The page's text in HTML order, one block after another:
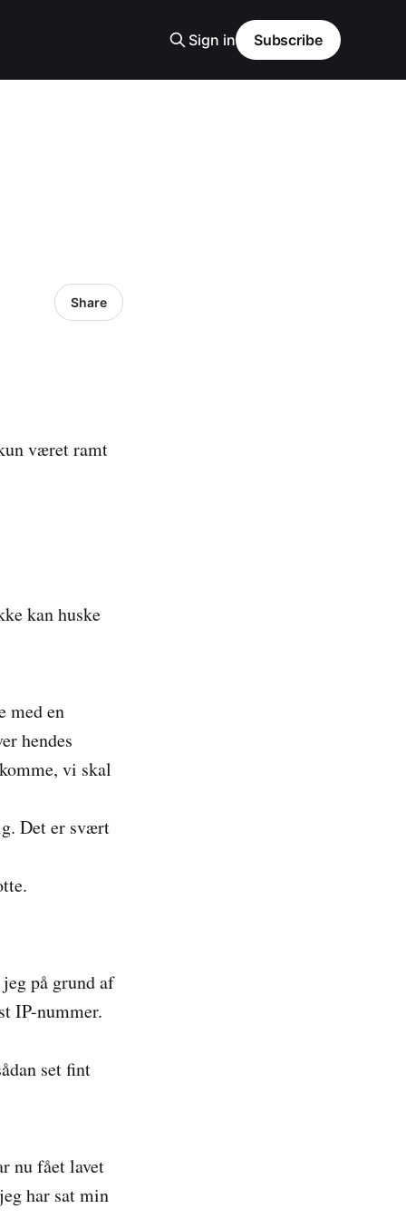
Sign in Subscribe
Share
været ramt
kan huske
med en
hendes
vi skal
Det er svært
på grund af
IP-nummer.
set fint
nu fået lavet
har sat min